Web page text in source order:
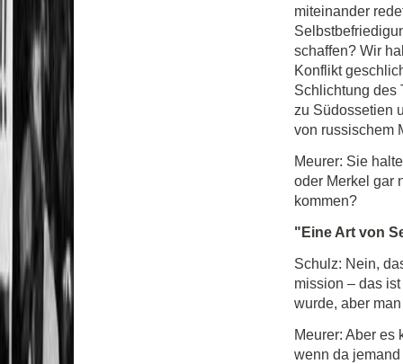
miteinander
schaffen? Wir
Konflikt
Schlichtung des
zu Südossetien
von russischem
Meurer: Sie
oder Merkel gar
kommen?
"Eine Art von
Schulz: Nein,
mission – das
wurde, aber
Meurer: Aber es
wenn da